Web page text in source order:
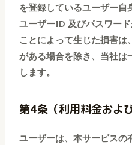
を登録しているユーザー自
ユーザーID 及びパスワー
ことによって生じた損害
がある場合を除き、当社は
します。
第4条（利用料金およ
ユーザーは、本サービスの